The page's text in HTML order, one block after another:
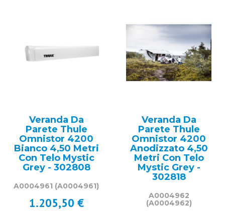
Veranda Da
Parete Thule
Omnistor 4200
Bianco 4,50 Metri
Con Telo Mystic
Grey - 302808
A0004961 (A0004961)
1.205,50 €
Veranda Da
Parete Thule
Omnistor 4200
Anodizzato 4,50
Metri Con Telo
Mystic Grey -
302818
A0004962
(A0004962)